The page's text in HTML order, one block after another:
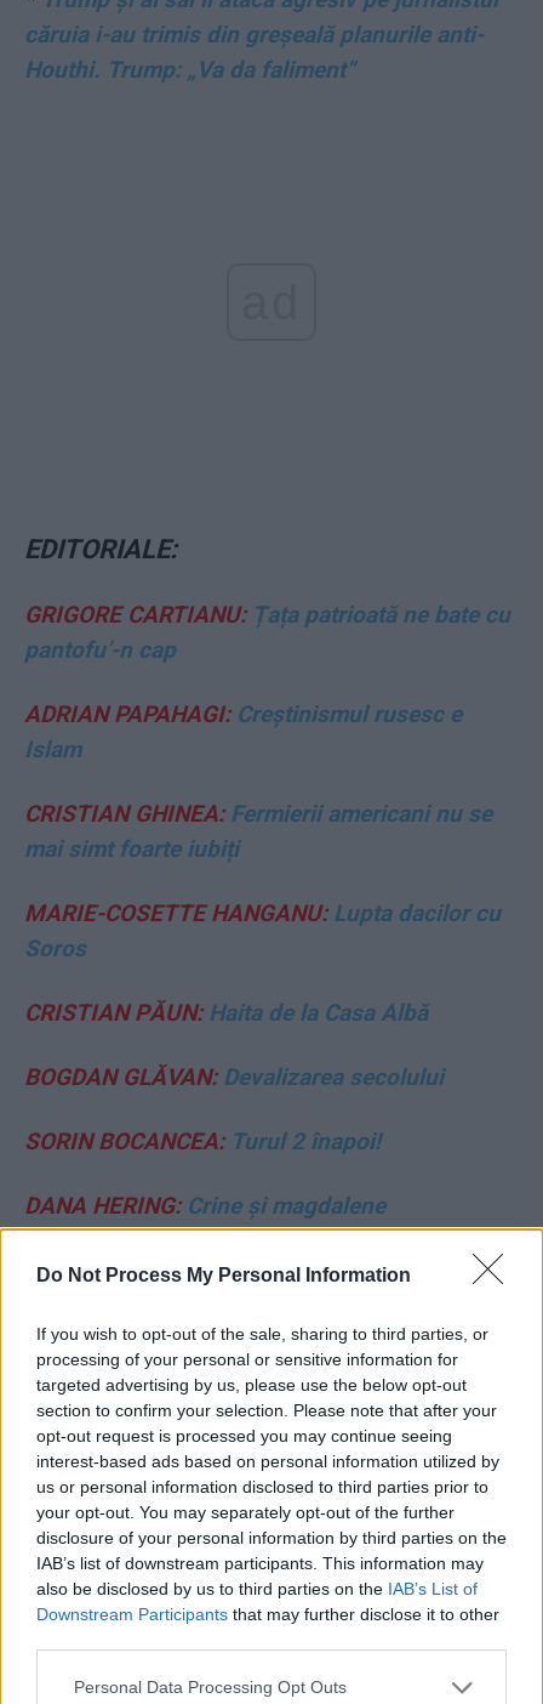
Do Not Process My Personal Information
If you wish to opt-out of the sale, sharing to third parties, or
processing of your personal or sensitive information for
targeted advertising by us, please use the below opt-out
section to confirm your selection. Please note that after your
opt-out request is processed you may continue seeing
interest-based ads based on personal information utilized by
us or personal information disclosed to third parties prior to
your opt-out. You may separately opt-out of the further
disclosure of your personal information by third parties on the
IAB’s list of downstream participants. This information may
also be disclosed by us to third parties on the IAB’s List of
Downstream Participants that may further disclose it to other
Personal Data Processing Opt Outs
căruia i-au trimis din greșeală planurile anti-
Houthi. Trump: „Va da faliment”
EDITORIALE:
GRIGORE CARTIANU:Țața patrioată ne bate cu
pantofu’-n cap
ADRIAN PAPAHAGI:Creștinismul rusesc e
Islam
CRISTIAN GHINEA:Fermierii americani nu se
mai simt foarte iubiți
MARIE-COSETTE HANGANU:Lupta dacilor cu
Soros
CRISTIAN PĂUN:Haita de la Casa Albă
BOGDAN GLĂVAN:Devalizarea secolului
SORIN BOCANCEA:Turul 2 înapoi!
DANA HERING:Crine și magdalene
VLADIMIR MUNTEANU:Motive clare pentru
George Simion la prezidențiale
MIHAI RĂZVAN MORARU:Negocieri toxice
SUA – Rusia: acord împotriva Europei și a
Ucrainei!
DOINA DABIJA:A fost odată ca niciodată
DANIEL UNCU:Pacea semidoctului